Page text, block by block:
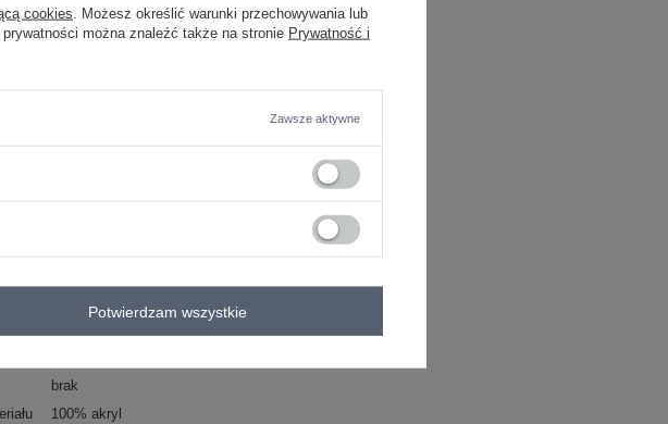
pranie w pralce w 30°C
brak
100% akryl
cookies . Możesz określić warunki przechowywania lub
można znaleźć także na stronie Prywatność i
Zawsze aktywne
Potwierdzam wszystkie